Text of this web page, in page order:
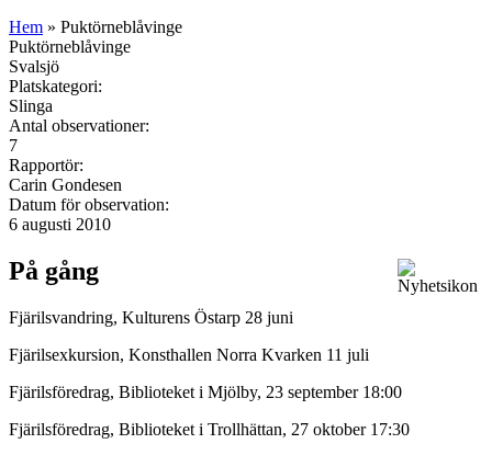
Hem » Puktörneblåvinge
Puktörneblåvinge
Svalsjö
Platskategori:
Slinga
Antal observationer:
7
Rapportör:
Carin Gondesen
Datum för observation:
6 augusti 2010
På gång
Fjärilsvandring, Kulturens Östarp 28 juni
Fjärilsexkursion, Konsthallen Norra Kvarken 11 juli
Fjärilsföredrag, Biblioteket i Mjölby, 23 september 18:00
Fjärilsföredrag, Biblioteket i Trollhättan, 27 oktober 17:30